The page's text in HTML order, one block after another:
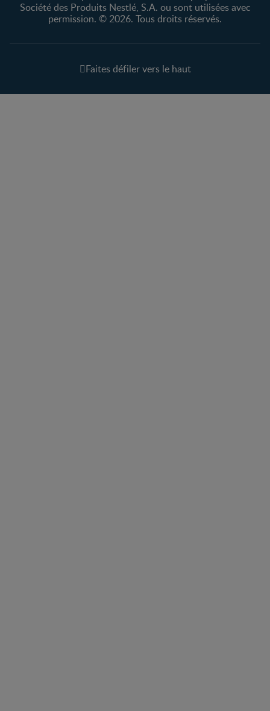
Société des Produits Nestlé, S.A. ou sont utilisées avec
permission. © 2026. Tous droits réservés.
Faites défiler vers le haut